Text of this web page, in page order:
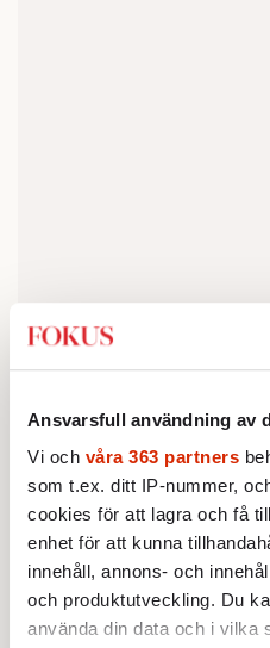
Ansvarsfull användning av
Vi och våra 363 partners
som t.ex. ditt IP-nummer,
cookies för att lagra och få
enhet för att kunna
innehåll, annons- och
och produktutveckling. Du
använda din data och i vilka
gamla raslagarna blev
motstånd mot
slags surrogat för
väljare. Det kom till
symbolstarka frågor
aborträtten som
domstolen 1973, samt